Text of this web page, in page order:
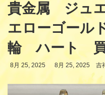
貴金属 ジュ
エローゴー
輪 ハート
8月 25, 2025
最
新
8月 25, 2025 吉